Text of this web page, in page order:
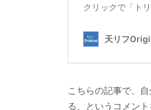
こちらの記事で、
る、というコメン